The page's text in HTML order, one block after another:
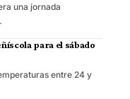
una jornada
para el sábado
entre 24 y